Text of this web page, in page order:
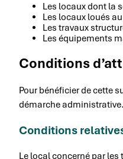
Les locaux dont la
Les locaux loués
Les travaux
Les équipements
Conditions
Pour bénéficier de cette
démarche administrative.
Conditions
Le local concerné par